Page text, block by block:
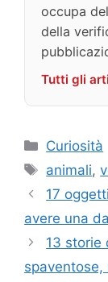
occupa
della
Tutti gli
Categorie
Curiosità
Tag
animali,
17
avere una
13 storie